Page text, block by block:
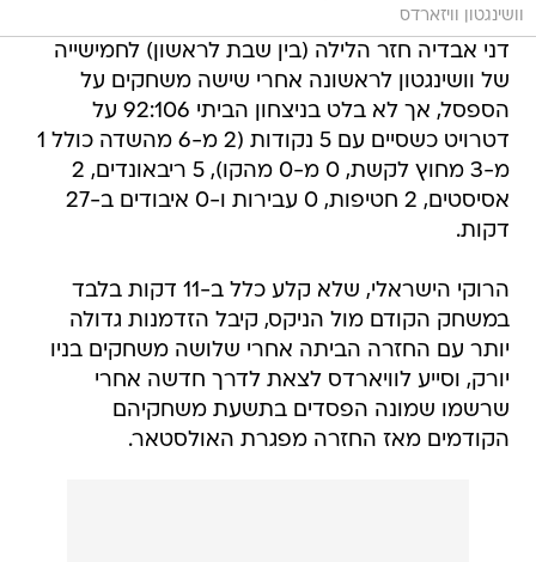
וושינגטון וויזארדס
דני אבדיה חזר הלילה (בין שבת לראשון) לחמישייה
של וושינגטון לראשונה אחרי שישה משחקים על
הספסל, אך לא בלט בניצחון הביתי 92:106 על
דטרויט כשסיים עם 5 נקודות (2 מ-6 מהשדה כולל 1
מ-3 מחוץ לקשת, 0 מ-0 מהקו), 5 ריבאונדים, 2
אסיסטים, 2 חטיפות, 0 עבירות ו-0 איבודים ב-27
דקות.
הרוקי הישראלי, שלא קלע כלל ב-11 דקות בלבד
במשחק הקודם מול הניקס, קיבל הזדמנות גדולה
יותר עם החזרה הביתה אחרי שלושה משחקים בניו
יורק, וסייע לוויארדס לצאת לדרך חדשה אחרי
שרשמו שמונה הפסדים בתשעת משחקיהם
הקודמים מאז החזרה מפגרת האולסטאר.